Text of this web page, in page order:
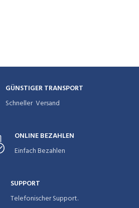
GÜNSTIGER TRANSPORT
Schneller Versand
ONLINE BEZAHLEN
Einfach Bezahlen
SUPPORT
Telefonischer Support.